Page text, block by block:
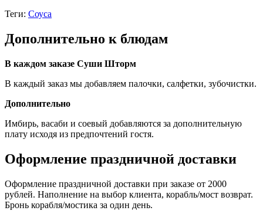
Теги: Соуса
Дополнительно к блюдам
В каждом заказе Суши Шторм
В каждый заказ мы добавляем палочки, салфетки, зубочистки.
Дополнительно
Имбирь, васаби и соевый добавляются за дополнительную
плату исходя из предпочтений гостя.
Оформление праздничной доставки
Оформление праздничной доставки при заказе от 2000
рублей. Наполнение на выбор клиента, корабль/мост возврат.
Бронь корабля/мостика за один день.